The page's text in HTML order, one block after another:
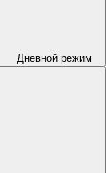
Дневной режим